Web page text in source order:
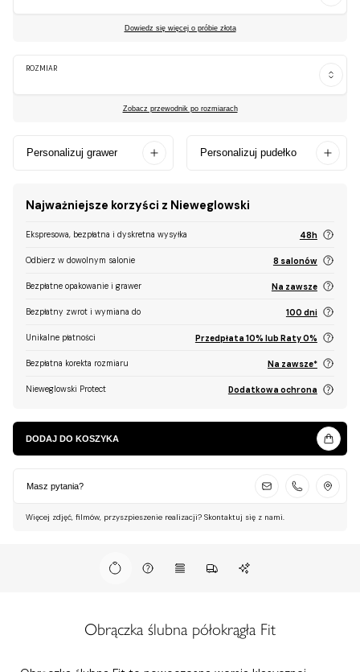
Dowiedz się więcej o próbie złota
ROZMIAR
Zobacz przewodnik po rozmiarach
Personalizuj grawer Personalizuj pudełko
Najważniejsze korzyści z Nieweglowski
Ekspresowa, bezpłatna i dyskretna wysyłka 48h
Odbierz w dowolnym salonie 8 salonów
Bezpłatne opakowanie i grawer Na zawsze
Bezpłatny zwrot i wymiana do 100 dni
Unikalne płatności Przedpłata 10% lub Raty 0%
Bezpłatna korekta rozmiaru Na zawsze*
Nieweglowski Protect Dodatkowa ochrona
DODAJ DO KOSZYKA
Masz pytania?
Więcej zdjęć, filmów, przyszpieszenie realizacji? Skontaktuj się z nami.
Obrączka ślubna półokrągła Fit